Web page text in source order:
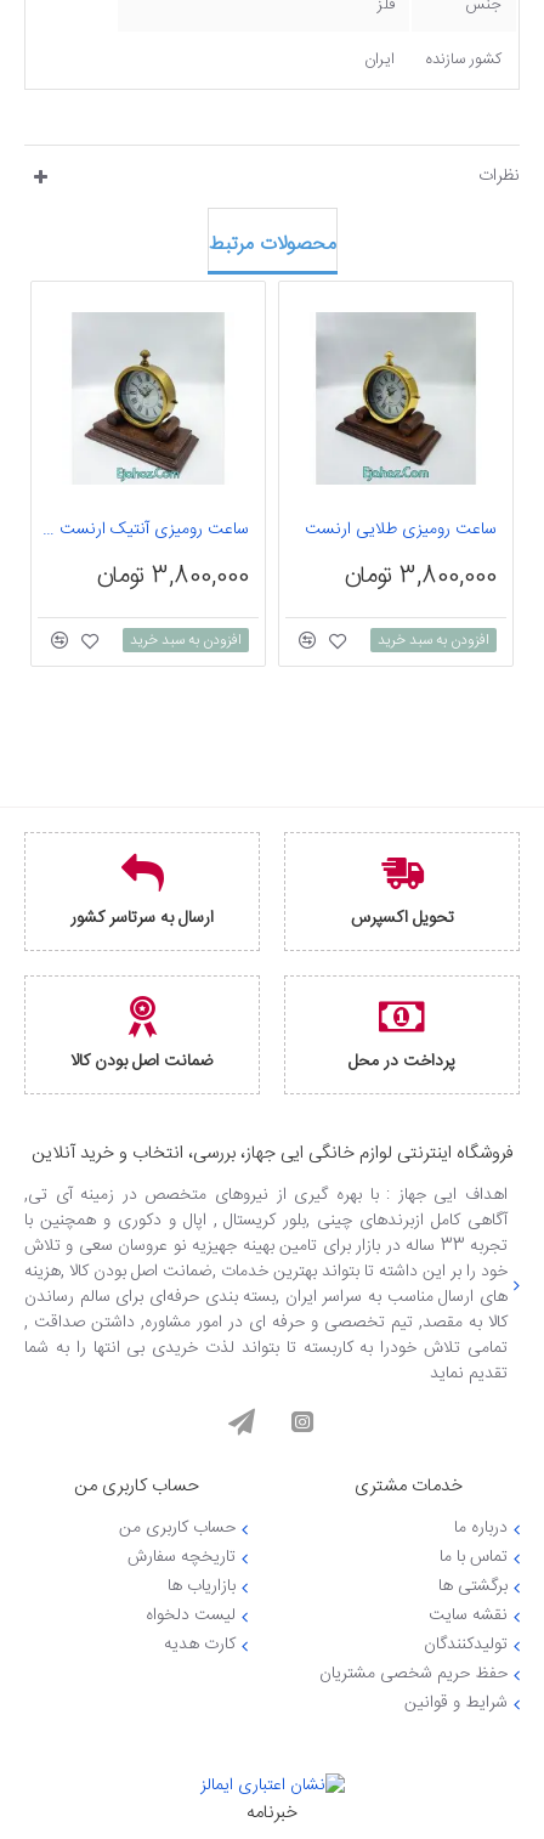
کشور سازنده ایران
نظرات
محصولات مرتبط
ساعت رومیزی طلایی ارنست
3,800,000 تومان
افزودن به سبد خرید
ساعت رومیزی آنتیک ارنست بک سفید
3,800,000 تومان
افزودن به سبد خرید
تحویل اکسپرس ارسال به سرتاسر کشور
پرداخت در محل ضمانت اصل بودن کالا
فروشگاه اینترنتی لوازم خانگی ایی جهاز، بررسی، انتخاب و خرید آنلاین
اهداف ایی جهاز : با بهره گیری از نیروهای متخصص در زمینه آی تی,
آگاهی کامل ازبرندهای چینی ,بلور کریستال , اپال و دکوری و همچنین با
تجربه 33 ساله در بازار برای تامین بهینه جهیزیه نو عروسان سعی و تلاش
خود را بر این داشته تا بتواند بهترین خدمات ,ضمانت اصل بودن کالا ,هزینه
های ارسال مناسب به سراسر ایران ,بسته بندی حرفه‌ای برای سالم رساندن
کالا به مقصد, تیم تخصصی و حرفه ای در امور مشاوره, داشتن صداقت ,
تمامی تلاش خودرا به کاربسته تا بتواند لذت خریدی بی انتها را به شما
تقدیم نماید
خدمات مشتری
درباره ما
تماس با ما
برگشتی ها
نقشه سایت
تولیدکنندگان
حفظ حریم شخصی مشتریان
شرایط و قوانین
حساب کاربری من
حساب کاربری من
تاریخچه سفارش
بازاریاب ها
لیست دلخواه
کارت هدیه
خبرنامه